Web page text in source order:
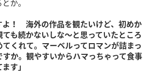
よ！ 海外の作品を観たいけど、初めか
も続かないしな～と思っていたところ
くれて。マーベルってロマンが詰まっ
か。観やすいからハマっちゃって食事
す」